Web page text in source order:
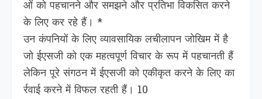
ओं को पहचानने और समझने और प्रतिभा विकसित करने
के लिए कर रहे हैं। *
उन कंपनियों के लिए व्यावसायिक लचीलापन जोखिम में है
जो ईएसजी को एक महत्वपूर्ण विचार के रूप में पहचानती हैं
लेकिन पूरे संगठन में ईएसजी को एकीकृत करने के लिए का
र्रवाई करने में विफल रहती हैं। 10